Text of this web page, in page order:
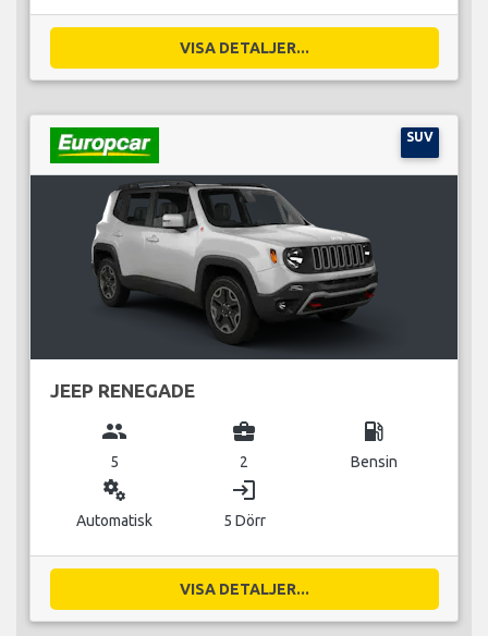
VISA DETALJER...
SUV
JEEP RENEGADE
group
5
business_center
2
local_gas_station
Bensin
miscellaneous_services
Automatisk
login
5 Dörr
VISA DETALJER...